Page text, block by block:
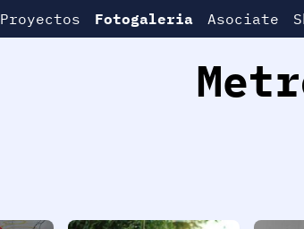
Proyectos Fotogaleria Asociate